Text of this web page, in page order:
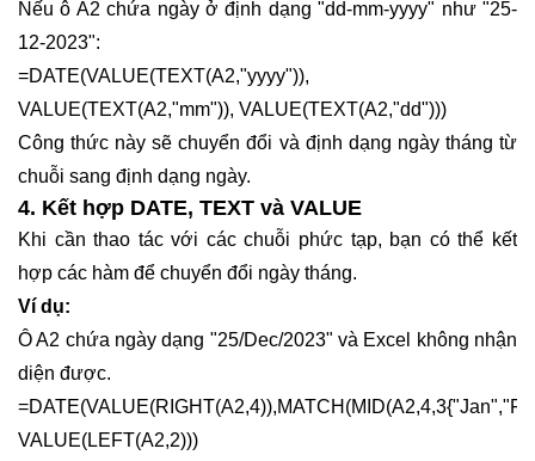
Nếu ô A2 chứa ngày ở định dạng "dd-mm-yyyy" như "25-
12-2023":
=DATE(VALUE(TEXT(A2,"yyyy")),
VALUE(TEXT(A2,"mm")), VALUE(TEXT(A2,"dd")))
Công thức này sẽ chuyển đổi và định dạng ngày tháng từ
chuỗi sang định dạng ngày.
4. Kết hợp DATE, TEXT và VALUE
Khi cần thao tác với các chuỗi phức tạp, bạn có thể kết
hợp các hàm để chuyển đổi ngày tháng.
Ví dụ:
Ô A2 chứa ngày dạng "25/Dec/2023" và Excel không nhận
diện được.
VALUE(LEFT(A2,2)))